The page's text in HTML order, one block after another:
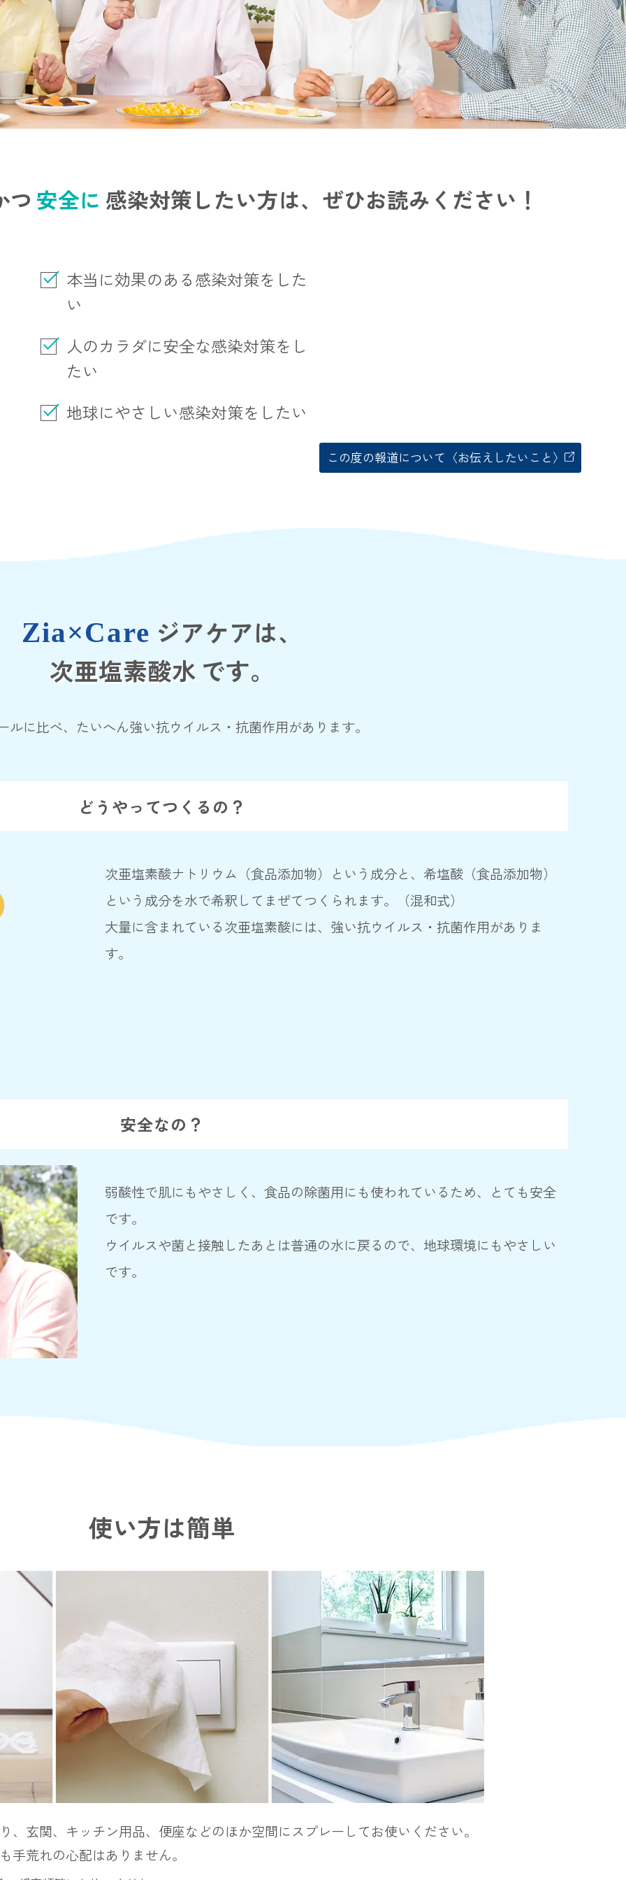
つ 安全に 感染対策したい方は、 ぜひお読みください！
本当に効果のある感染対策をした
い
人のカラダに安全な感染対策をし
たい
地球にやさしい感染対策をしたい
この度の報道について〈お伝えしたいこと〉
Zia×Care ジアケアは、
次亜塩素酸水 です。
ルに比べ、たいへん強い抗ウイルス・抗菌作用があります。
どうやってつくるの？
次亜塩素酸ナトリウム（食品添加物）という成分と、希塩酸（食品添加物）
という成分を水で希釈してまぜてつくられます。（混和式）
大量に含まれている次亜塩素酸には、強い抗ウイルス・抗菌作用がありま
す。
安全なの？
弱酸性で肌にもやさしく、食品の除菌用にも使われているため、とても安全
です。
ウイルスや菌と接触したあとは普通の水に戻るので、地球環境にもやさしい
です。
使い方は簡単
、玄関、キッチン用品、便座などのほか空間にスプレーしてお使いください。
手荒れの心配はありません。